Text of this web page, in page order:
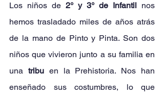
Los niños de 2° y 3° de Infantil nos
hemos trasladado miles de años atrás
de la mano de Pinto y Pinta. Son dos
niños que vivieron junto a su familia en
una tribu en la Prehistoria. Nos han
enseñado sus costumbres, lo que